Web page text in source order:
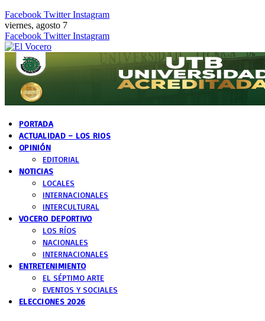
Facebook Twitter Instagram
viernes, agosto 7
Facebook Twitter Instagram
PORTADA
ACTUALIDAD – LOS RIOS
OPINIÓN
EDITORIAL
NOTICIAS
LOCALES
INTERNACIONALES
INTERCULTURAL
VOCERO DEPORTIVO
LOS RÍOS
NACIONALES
INTERNACIONALES
ENTRETENIMIENTO
EL SÉPTIMO ARTE
EVENTOS Y SOCIALES
ELECCIONES 2026